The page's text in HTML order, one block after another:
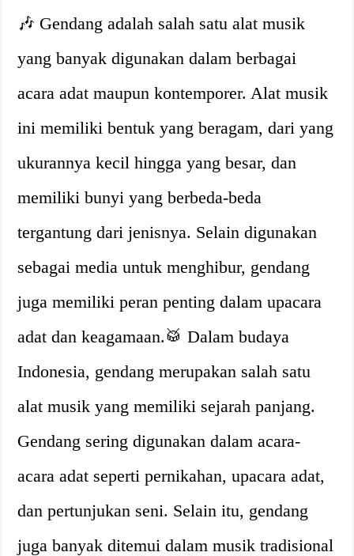
🎶 Gendang adalah salah satu alat musik
yang banyak digunakan dalam berbagai
acara adat maupun kontemporer. Alat musik
ini memiliki bentuk yang beragam, dari yang
ukurannya kecil hingga yang besar, dan
memiliki bunyi yang berbeda-beda
tergantung dari jenisnya. Selain digunakan
sebagai media untuk menghibur, gendang
juga memiliki peran penting dalam upacara
adat dan keagamaan.🥁 Dalam budaya
Indonesia, gendang merupakan salah satu
alat musik yang memiliki sejarah panjang.
Gendang sering digunakan dalam acara-
acara adat seperti pernikahan, upacara adat,
dan pertunjukan seni. Selain itu, gendang
juga banyak ditemui dalam musik tradisional